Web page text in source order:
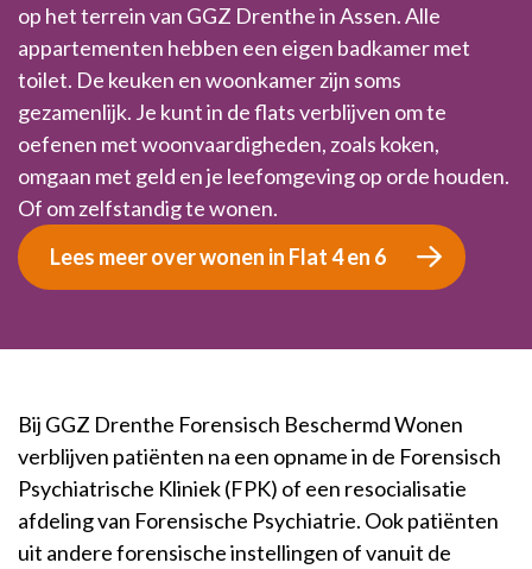
op het terrein van GGZ Drenthe in Assen. Alle
appartementen hebben een eigen badkamer met
toilet. De keuken en woonkamer zijn soms
gezamenlijk. Je kunt in de flats verblijven om te
oefenen met woonvaardigheden, zoals koken,
omgaan met geld en je leefomgeving op orde houden.
Of om zelfstandig te wonen.
Lees meer over wonen in Flat 4 en 6
Bij GGZ Drenthe Forensisch Beschermd Wonen
verblijven patiënten na een opname in de Forensisch
Psychiatrische Kliniek (FPK) of een resocialisatie
afdeling van Forensische Psychiatrie. Ook patiënten
uit andere forensische instellingen of vanuit de